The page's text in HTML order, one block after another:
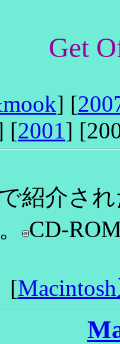
Get
] [
[2001]
紹介さ
CD-
[